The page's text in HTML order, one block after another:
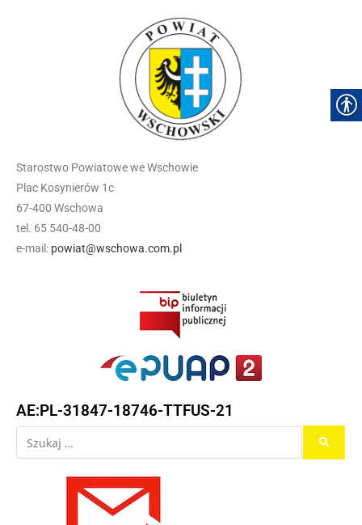
Starostwo Powiatowe we Wschowie
Plac Kosynierów 1c
67-400 Wschowa
tel. 65 540-48-00
e-mail: powiat@wschowa.com.pl
AE:PL-31847-18746-TTFUS-21